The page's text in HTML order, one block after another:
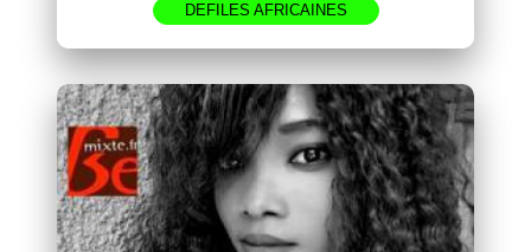
DEFILES AFRICAINES